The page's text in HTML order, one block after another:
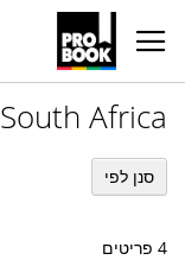
Skip
South Africa
4 פריטים
סנן לפי